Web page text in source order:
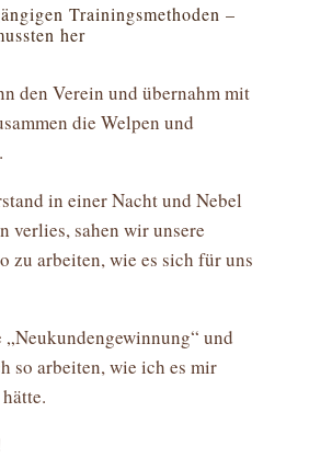
Trainingsmethoden –
her
den Verein und übernahm mit
die Welpen und
in einer Nacht und Nebel
verlies, sahen wir unsere
zu arbeiten, wie es sich für uns
„Neukundengewinnung“ und
so arbeiten, wie ich es mir